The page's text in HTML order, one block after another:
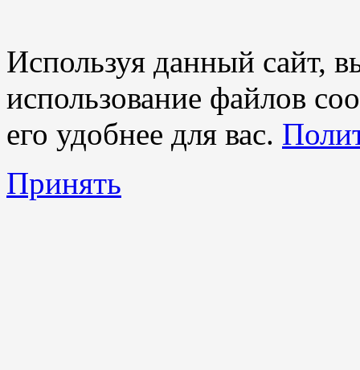
Используя данный сайт,
использование файлов
его удобнее для вас.
Принять